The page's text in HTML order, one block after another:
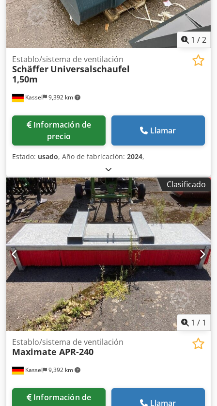
1 /2
Kassel 9,392 km
Establo/sistema de ventilación
Schäffer Universalschaufel
1,50m
Información de
precio
Llamar
Estado: usado, Año de fabricación: 2024,
Clasificado
1 / 1
Kassel 9,392 km
Establo/sistema de ventilación
Maximate APR-240
Información de
Llamar